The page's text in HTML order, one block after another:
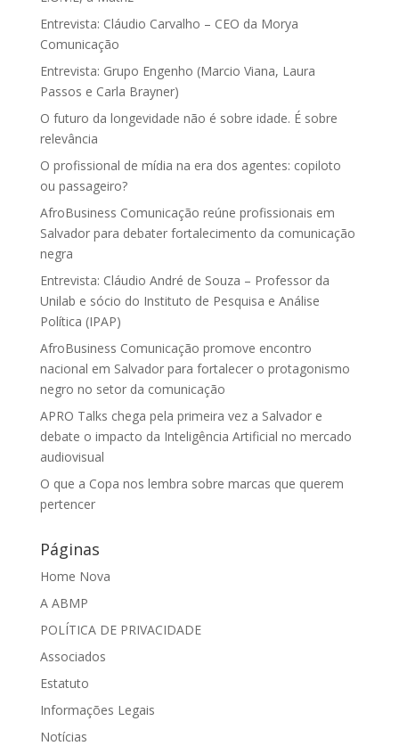
Entrevista: Cláudio Carvalho – CEO da Morya
Comunicação
Entrevista: Grupo Engenho (Marcio Viana, Laura
Passos e Carla Brayner)
O futuro da longevidade não é sobre idade. É sobre
relevância
O profissional de mídia na era dos agentes: copiloto
ou passageiro?
AfroBusiness Comunicação reúne profissionais em
Salvador para debater fortalecimento da comunicação
negra
Entrevista: Cláudio André de Souza – Professor da
Unilab e sócio do Instituto de Pesquisa e Análise
Política (IPAP)
AfroBusiness Comunicação promove encontro
nacional em Salvador para fortalecer o protagonismo
negro no setor da comunicação
APRO Talks chega pela primeira vez a Salvador e
debate o impacto da Inteligência Artificial no mercado
audiovisual
O que a Copa nos lembra sobre marcas que querem
pertencer
Páginas
Home Nova
A ABMP
POLÍTICA DE PRIVACIDADE
Associados
Estatuto
Informações Legais
Notícias